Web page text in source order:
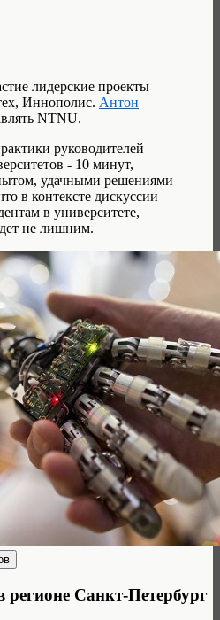
лидерские проекты
Иннополис. Антон
NTNU.
руководителей
- 10 минут,
удачными решениями
в контексте дискуссии
в университете,
не лишним.
регионе Санкт-Петербург